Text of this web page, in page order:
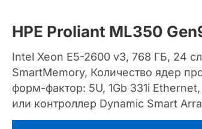
HPE Proliant ML350
Intel Xeon E5-2600 v3, 768 ГБ, 24
SmartMemory, Количество ядер
форм-фактор: 5U, 1Gb 331i
или контроллер Dynamic Smart